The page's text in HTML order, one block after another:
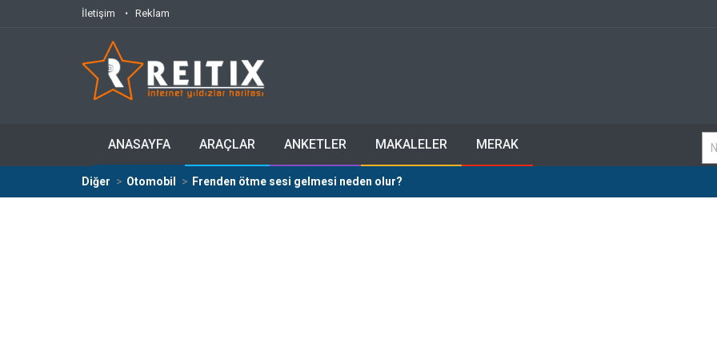
İletişim Reklam
ANASAYFA ARAÇLAR ANKETLER MAKALELER MERAK
Diğer Otomobil Frenden ötme sesi gelmesi neden olur?